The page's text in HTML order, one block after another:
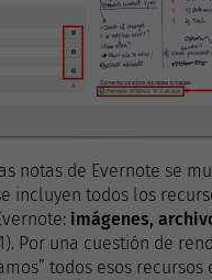
notas de Evernote se
incluyen todos los
imágenes,
Por una cuestión de
todos esos recursos